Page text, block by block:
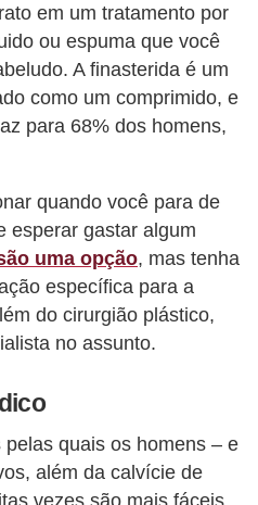
em um tratamento por
ou espuma que você
A finasterida é um
como um comprimido, e
para 68% dos homens,
quando você para de
esperar gastar algum
uma opção, mas tenha
específica para a
do cirurgião plástico,
no assunto.
quais os homens – e
além da calvície de